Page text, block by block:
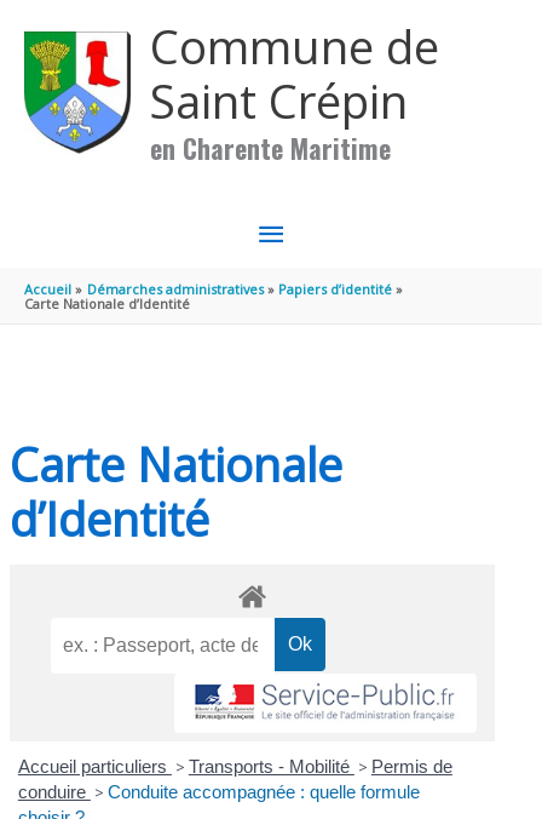
Commune de
Saint Crépin
en Charente Maritime
MENU
PRINCIPAL
Accueil Démarches administratives
Papiers d’identité
Carte Nationale d’Identité
Carte Nationale
d’Identité
Accueil particuliers > Transports - Mobilité > Permis de
conduire > Conduite accompagnée : quelle formule